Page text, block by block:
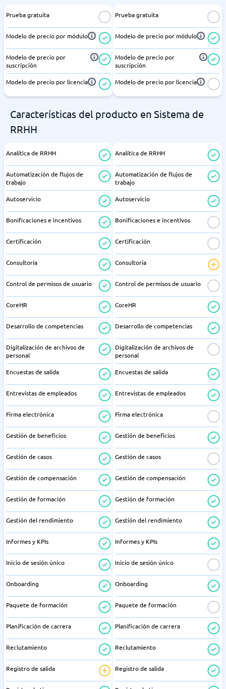
Prueba gratuita
Modelo de precio por módulo
Modelo de precio por
suscripción
Modelo de precio por licencia
Prueba gratuita
Modelo de precio por módulo
Modelo de precio por
suscripción
Modelo de precio por licencia
Características del producto en Sistema de
RRHH
Analítica de RRHH
Automatización de flujos de
trabajo
Autoservicio
Bonificaciones e incentivos
Certificación
Consultoría
Control de permisos de usuario
CoreHR
Desarrollo de competencias
Digitalización de archivos de
personal
Encuestas de salida
Entrevistas de empleados
Firma electrónica
Gestión de beneficios
Gestión de casos
Gestión de compensación
Gestión de formación
Gestión del rendimiento
Informes y KPIs
Inicio de sesión único
Onboarding
Paquete de formación
Planificación de carrera
Reclutamiento
Registro de salida
Analítica de RRHH
Automatización de flujos de
trabajo
Autoservicio
Bonificaciones e incentivos
Certificación
Consultoría
Control de permisos de usuario
CoreHR
Desarrollo de competencias
Digitalización de archivos de
personal
Encuestas de salida
Entrevistas de empleados
Firma electrónica
Gestión de beneficios
Gestión de casos
Gestión de compensación
Gestión de formación
Gestión del rendimiento
Informes y KPIs
Inicio de sesión único
Onboarding
Paquete de formación
Planificación de carrera
Reclutamiento
Registro de salida